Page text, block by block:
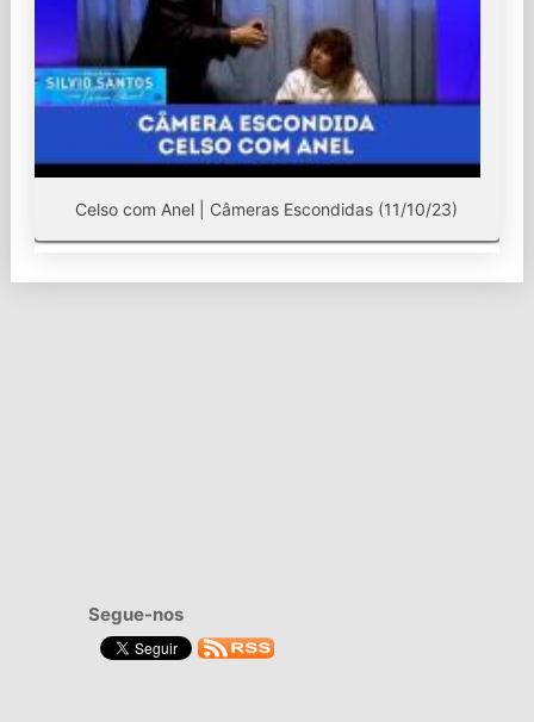
Celso com Anel | Câmeras Escondidas (11/10/23)
Segue-nos